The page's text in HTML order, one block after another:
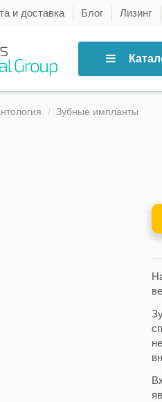
и доставка Блог Лизинг
Зубные импланты